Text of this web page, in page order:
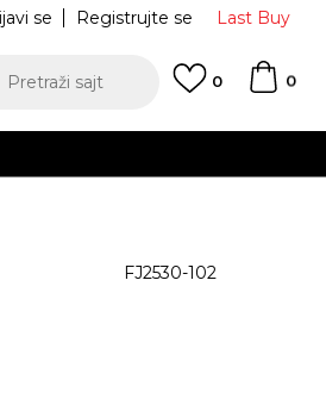
Last Buy
se Registrujte se
Pretraži sajt 0
0
FJ2530-102